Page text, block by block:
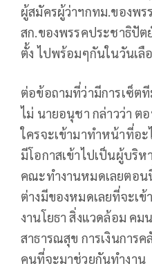
ผู้สมัครผู้ว่าฯกทม.ของพ
สก.ของพรรคประชาธิปัต
ตั้ง ไปพร้อมๆกันในวันเลื
ต่อข้อถามที่ว่ามีการเซ็ต
ไม่ นายอนุชา กล่าวว่า ต
ใครจะเข้ามาทำหน้าที่อ
มีโอกาสเข้าไปเป็นผู้บริห
คณะทำงานหมดเลยตอ
ต่างมีของหมดเลยที่จะเข้
งานโยธา สิ่งแวดล้อม คม
สาธารณสุข การเงินการ
คนที่จะมาช่วยกันทำงาน